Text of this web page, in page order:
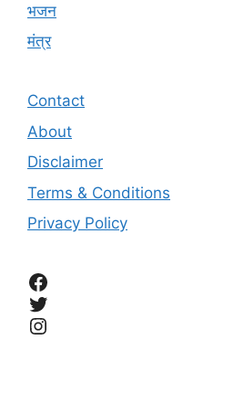
भजन
मंत्र
Contact
About
Disclaimer
Terms & Conditions
Privacy Policy
Facebook
Twitter
Instagram